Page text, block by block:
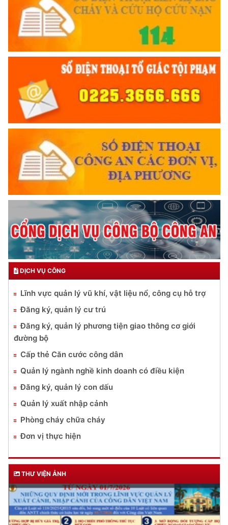
DỊCH VỤ CÔNG
Lĩnh vực quản lý vũ khí, vật liệu nổ, công cụ hỗ trợ
Đăng ký, quản lý cư trú
Đăng ký, quản lý phương tiện giao thông cơ giới
đường bộ
Cấp thẻ Căn cước công dân
Quản lý ngành nghề kinh doanh có điều kiện
Đăng ký, quản lý con dấu
Quản lý xuất nhập cảnh
Phòng cháy chữa cháy
Đơn vị thực hiện
THƯ VIỆN ẢNH